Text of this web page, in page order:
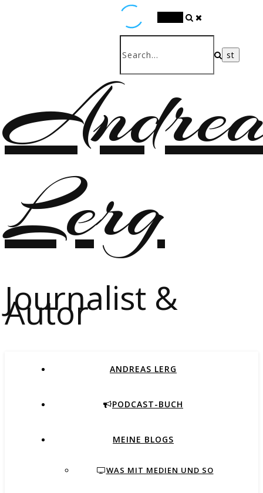
Lerg
Journalist &
Autor
ANDREAS LERG
PODCAST-BUCH
MEINE BLOGS
WAS MIT MEDIEN UND SO